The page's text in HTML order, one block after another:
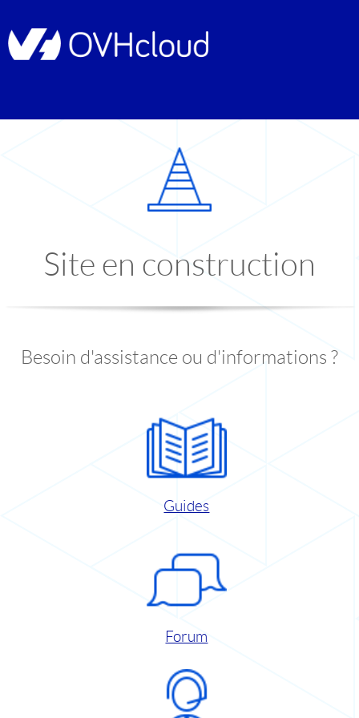
Site en construction
Besoin d'assistance ou d'informations ?
Guides
Forum